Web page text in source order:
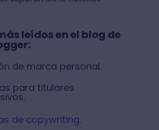
leídos en el blog de
de marca personal.
para titulares
de copywriting.